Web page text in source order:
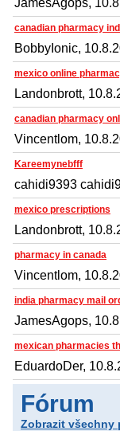
canadian pharmacy
BobbyIonic,
mexico online
Landonbrott,
canadian pharmacy
Vincentlom,
Kareemynebfff
cahidi9393
mexico prescriptions
Landonbrott,
pharmacy in canada
Vincentlom,
india pharmacy mail
JamesAgops,
mexican pharmacies
EduardoDer,
Fórum
Zobrazit všechny